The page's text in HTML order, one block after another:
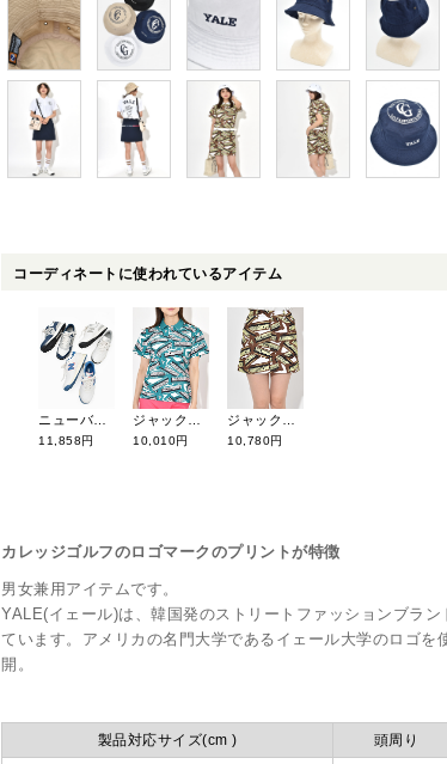
コーディネートに使われているアイテム
11,858円 10,010円 10,780円
カレッジゴルフのロゴマークのプリントが特徴
男女兼用アイテムです。
YALE(イェール)は、韓国発のストリートファッションブラ
ています。アメリカの名門大学であるイェール大学のロゴを
開。
製品対応サイズ(cm ) 頭周り